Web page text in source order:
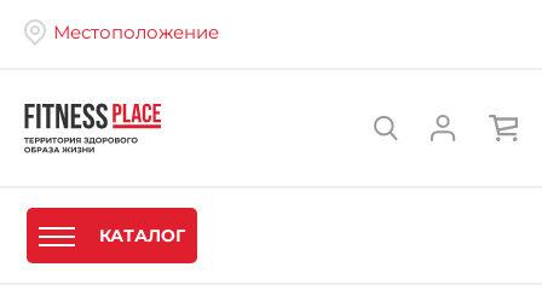
Местоположение
КАТАЛОГ